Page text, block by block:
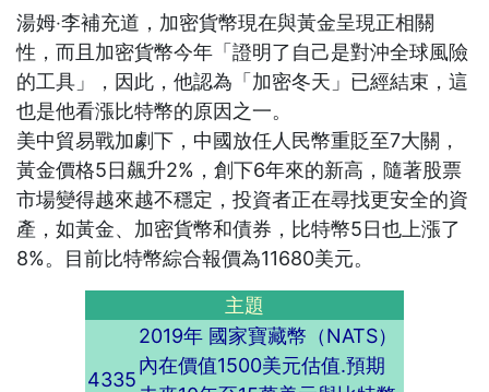
湯姆‧李補充道，加密貨幣現在與黃金呈現正相關
性，而且加密貨幣今年「證明了自己是對沖全球風險
的工具」，因此，他認為「加密冬天」已經結束，這
也是他看漲比特幣的原因之一。
美中貿易戰加劇下，中國放任人民幣重貶至7大關，
黃金價格5日飆升2%，創下6年來的新高，隨著股票
市場變得越來越不穩定，投資者正在尋找更安全的資
產，如黃金、加密貨幣和債券，比特幣5日也上漲了
8%。目前比特幣綜合報價為11680美元。
主題
4335
2019年 國家寶藏幣（NATS）
內在價值1500美元估值.預期